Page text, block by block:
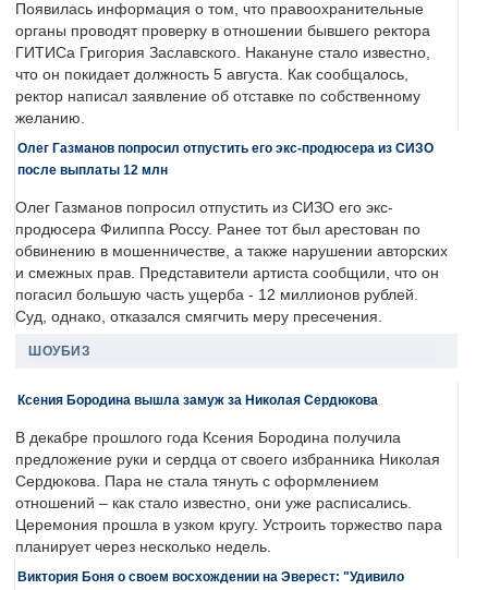
Появилась информация о том, что правоохранительные
органы проводят проверку в отношении бывшего ректора
ГИТИСа Григория Заславского. Накануне стало известно,
что он покидает должность 5 августа. Как сообщалось,
ректор написал заявление об отставке по собственному
желанию.
Олег Газманов попросил отпустить его экс-продюсера из СИЗО
после выплаты 12 млн
Олег Газманов попросил отпустить из СИЗО его экс-
продюсера Филиппа Россу. Ранее тот был арестован по
обвинению в мошенничестве, а также нарушении авторских
и смежных прав. Представители артиста сообщили, что он
погасил большую часть ущерба - 12 миллионов рублей.
Суд, однако, отказался смягчить меру пресечения.
ШОУБИЗ
Ксения Бородина вышла замуж за Николая Сердюкова
В декабре прошлого года Ксения Бородина получила
предложение руки и сердца от своего избранника Николая
Сердюкова. Пара не стала тянуть с оформлением
отношений – как стало известно, они уже расписались.
Церемония прошла в узком кругу. Устроить торжество пара
планирует через несколько недель.
Виктория Боня о своем восхождении на Эверест: "Удивило